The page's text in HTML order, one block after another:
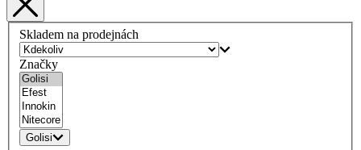
Skladem na prodejnách
Značky
Golisi